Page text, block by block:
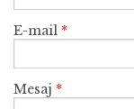
E-mail *
Mesaj *